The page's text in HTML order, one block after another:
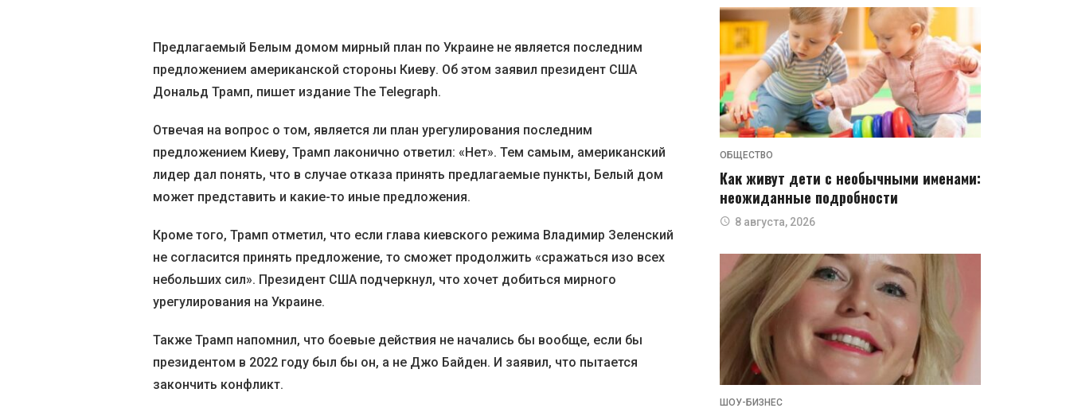
Предлагаемый Белым домом мирный план по Украине не является последним
предложением американской стороны Киеву. Об этом заявил президент США
Дональд Трамп, пишет издание The Telegraph.
Отвечая на вопрос о том, является ли план урегулирования последним
предложением Киеву, Трамп лаконично ответил: «Нет». Тем самым, американский
лидер дал понять, что в случае отказа принять предлагаемые пункты, Белый дом
может представить и какие-то иные предложения.
Кроме того, Трамп отметил, что если глава киевского режима Владимир Зеленский
не согласится принять предложение, то сможет продолжить «сражаться изо всех
небольших сил». Президент США подчеркнул, что хочет добиться мирного
урегулирования на Украине.
Также Трамп напомнил, что боевые действия не начались бы вообще, если бы
президентом в 2022 году был бы он, а не Джо Байден. И заявил, что пытается
закончить конфликт.
ОБЩЕСТВО
Как живут дети с необычными именами:
неожиданные подробности
8 августа, 2026
ШОУ-БИЗНЕС